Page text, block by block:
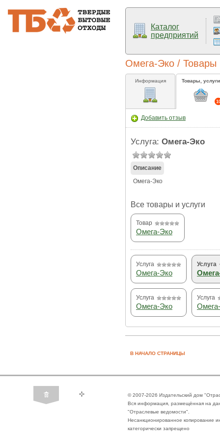
Каталог
предприятий
Омега-Эко / Товары
Информация Товары, услуги
Добавить отзыв
Услуга: Омега-Эко
Описание
Омега-Эко
Все товары и услуги
Товар
Омега-Эко
Услуга
Омега-Эко
Услуга
Услуга
Омега-Эко
Услуга
В НАЧАЛО СТРАНИЦЫ
© 2007-2026 Издательский дом
Вся информация, размещённая на
"Отраслевые ведомости".
Несанкционированное копирование
категорически запрещено